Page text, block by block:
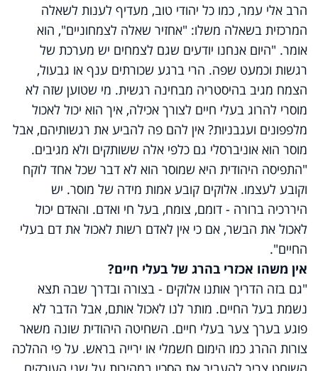
הרב אלי עמר, כמו כל יהודי טוב, מעדיף לענות לשאלה
המרכזית בשאלה משלו: "אחזיר שאלה לצמחוניים", הוא
אומר. "היום אנחנו יודעים שגם לצמחים יש מערכת של
רגשות וכמעט שפה. הרי ברגע שכורתים ענף או גבעול,
הצמח מגיב בהיסטריה מבחינה רגשית. מי שטוען שזה לא
מוסרי להרוג בעלי חיים לצורך אכילה, איך הוא יכול לאכול
מלפפונים ועגבניות? אין להם פה להביע את רגשותיהם, אבל
מוסר הוא אוניברסלי גם כלפי אלה ששותקים ולא מגיבים.
"התפיסה היהודית היא שמוסר הוא לא דבר שכל אחד לוקח
וקובע לעצמו. אלוקים קובע אמות מידה של מוסר. יש
היררכיה ברורה - דומם, צומח, בעל חי ואדם. והאדם יכול
לאכול את הבשר, אם כי אין לאדם רשות לאכול את דם בעלי
החיים".
אין משהו אכזרי בהרג של בעלי חיים?
"גם בזה הדריך אותנו אלוקים - בצורה ובדרך שבה תצא
נשמת בעל החיים. מותר לנו לאכול אותם, אבל הדבר לא
פוגע בערך צער בעלי חיים. השחיטה היהודית שונה משאר
צורות ההרג כמו הימום חשמלי או ירייה בראש. על פי ההלכה